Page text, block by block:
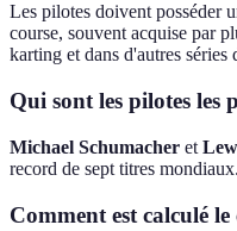
Les pilotes doivent posséder
course, souvent acquise par
karting et dans d'autres séries
Qui sont les pilotes les
Michael Schumacher et
record de sept titres mondiaux.
Comment est calculé le